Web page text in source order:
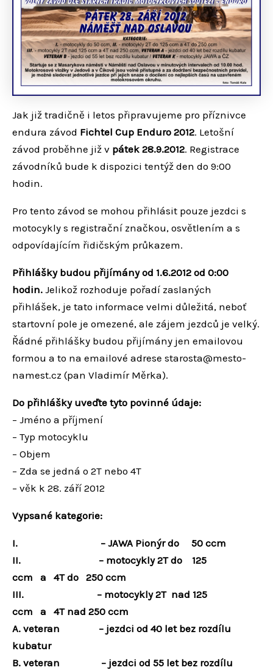
Jak již tradičně i letos připravujeme pro příznivce
endura závod Fichtel Cup Enduro 2012. Letošní
závod proběhne již v pátek 28.9.2012. Registrace
závodníků bude k dispozici tentýž den do 9:00
hodin.
Pro tento závod se mohou přihlásit pouze jezdci s
motocykly s registrační značkou, osvětlením a s
odpovídajícím řidičským průkazem.
Přihlášky budou přijímány od 1.6.2012 od 0:00
hodin. Jelikož rozhoduje pořadí zaslaných
přihlášek, je tato informace velmi důležitá, neboť
startovní pole je omezené, ale zájem jezdců je velký.
Řádné přihlášky budou přijímány jen emailovou
formou a to na emailové adrese starosta@mesto-
namest.cz (pan Vladimír Měrka).
Do přihlášky uveďte tyto povinné údaje:
– Jméno a příjmení
– Typ motocyklu
– Objem
– Zda se jedná o 2T nebo 4T
– věk k 28. září 2012
Vypsané kategorie:
I. – JAWA Pionýr do 50 ccm
II. – motocykly 2T do 125
ccm a 4T do 250 ccm
III. – motocykly 2T nad 125
ccm a 4T nad 250 ccm
A. veteran – jezdci od 40 let bez rozdílu
kubatur
B. veteran – jezdci od 55 let bez rozdílu